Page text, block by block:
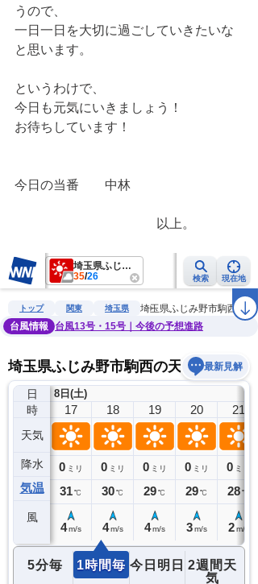
うので、
一日一日を大切に過ごしていきたいな
と思います。
というわけで、
今日も元気にいきましょう！
お待ちしています！
今日の当番　　中林
以上。